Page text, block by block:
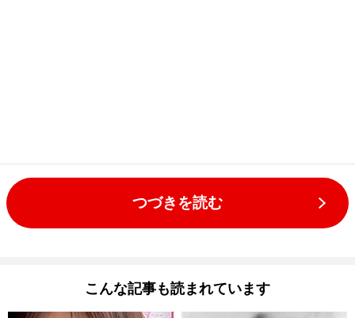
つづきを読む
こんな記事も読まれています